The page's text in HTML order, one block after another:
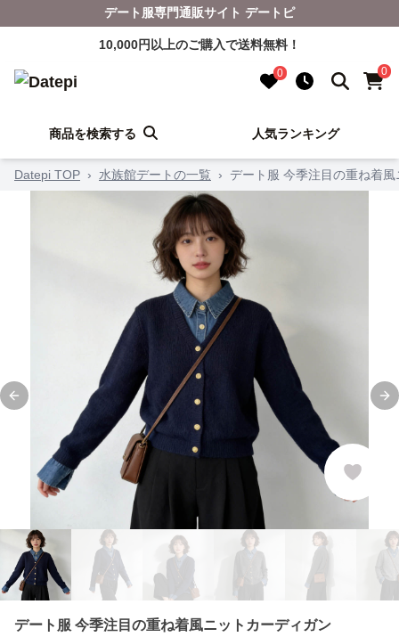
デート服専門通販サイト デートピ
10,000円以上のご購入で送料無料！
0 0
商品を検索する 人気ランキング
Datepi TOP › 水族館デートの一覧 › デート服 今季注目の重ね着
Previous slide
デート服 今季注目の重ね着風ニットカーディガン